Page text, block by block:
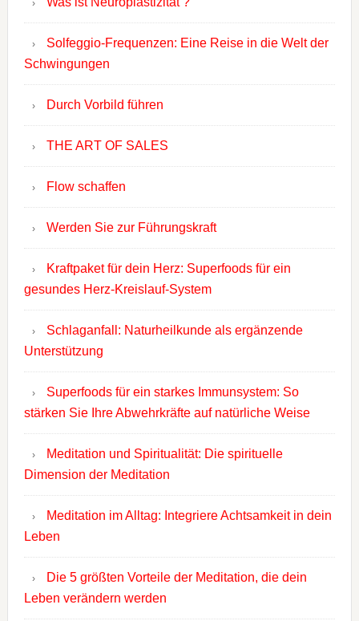
Solfeggio-Frequenzen: Eine Reise in die Welt der
Schwingungen
Durch Vorbild führen
THE ART OF SALES
Flow schaffen
Werden Sie zur Führungskraft
Kraftpaket für dein Herz: Superfoods für ein
gesundes Herz-Kreislauf-System
Schlaganfall: Naturheilkunde als ergänzende
Unterstützung
Superfoods für ein starkes Immunsystem: So
stärken Sie Ihre Abwehrkräfte auf natürliche Weise
Meditation und Spiritualität: Die spirituelle
Dimension der Meditation
Meditation im Alltag: Integriere Achtsamkeit in dein
Leben
Die 5 größten Vorteile der Meditation, die dein
Leben verändern werden